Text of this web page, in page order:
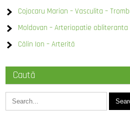
Cojocaru Marian – Vasculita –
Moldovan – Arteriopatie obliteranta
Călin Ion – Arterită
Caută